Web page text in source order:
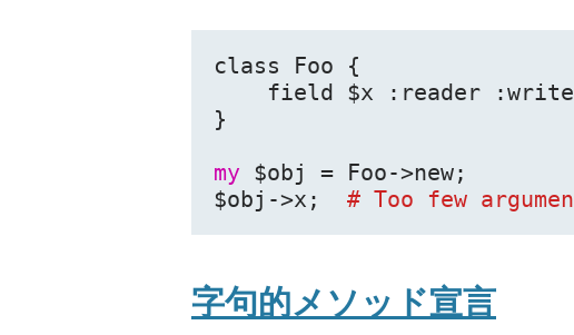
class Foo {
    field
$x :reader
}
my $obj
= Foo->new;
$obj ->x ; # Too few
字句的メソッド宣言